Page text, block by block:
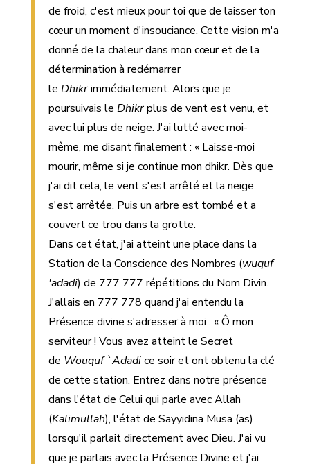
de froid, c'est mieux pour toi que de laisser ton
cœur un moment d'insouciance. Cette vision m'a
donné de la chaleur dans mon cœur et de la
détermination à redémarrer
le Dhikrimmédiatement. Alors que je
poursuivais le Dhikrplus de vent est venu, et
avec lui plus de neige. J'ai lutté avec moi-
même, me disant finalement : « Laisse-moi
mourir, même si je continue mon dhikr. Dès que
j'ai dit cela, le vent s'est arrêté et la neige
s'est arrêtée. Puis un arbre est tombé et a
couvert ce trou dans la grotte.
Dans cet état, j'ai atteint une place dans la
Station de la Conscience des Nombres (wuquf
'adadi) de 777 777 répétitions du Nom Divin.
J'allais en 777 778 quand j'ai entendu la
Présence divine s'adresser à moi : « Ô mon
serviteur ! Vous avez atteint le Secret
de Wouquf `Adadice soir et ont obtenu la clé
de cette station. Entrez dans notre présence
dans l'état de Celui qui parle avec Allah
(Kalimullah), l'état de Sayyidina Musa (as)
lorsqu'il parlait directement avec Dieu. J'ai vu
que je parlais avec la Présence Divine et j'ai